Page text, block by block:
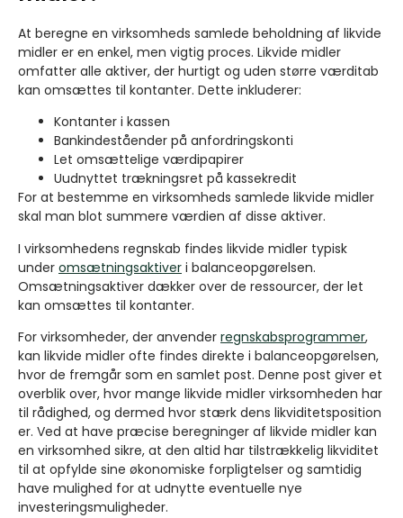
At beregne en virksomheds samlede beholdning af likvide
midler er en enkel, men vigtig proces. Likvide midler
omfatter alle aktiver, der hurtigt og uden større værditab
kan omsættes til kontanter. Dette inkluderer:
Kontanter i kassen
Bankindeståender på anfordringskonti
Let omsættelige værdipapirer
Uudnyttet trækningsret på kassekredit
For at bestemme en virksomheds samlede likvide midler
skal man blot summere værdien af disse aktiver.
I virksomhedens regnskab findes likvide midler typisk
under omsætningsaktiver i balanceopgørelsen.
Omsætningsaktiver dækker over de ressourcer, der let
kan omsættes til kontanter.
For virksomheder, der anvender regnskabsprogrammer,
kan likvide midler ofte findes direkte i balanceopgørelsen,
hvor de fremgår som en samlet post. Denne post giver et
overblik over, hvor mange likvide midler virksomheden har
til rådighed, og dermed hvor stærk dens likviditetsposition
er. Ved at have præcise beregninger af likvide midler kan
en virksomhed sikre, at den altid har tilstrækkelig likviditet
til at opfylde sine økonomiske forpligtelser og samtidig
have mulighed for at udnytte eventuelle nye
investeringsmuligheder.